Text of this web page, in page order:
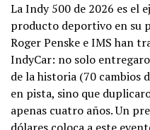
La Indy 500 de 2026 es el
producto deportivo en su
Roger Penske e IMS han
IndyCar: no solo
de la historia (70 cambios
en pista, sino que
apenas cuatro años. Un